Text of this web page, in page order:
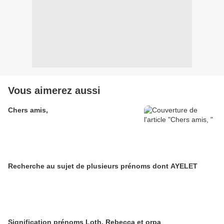
Vous aimerez aussi
Chers amis,
Recherche au sujet de plusieurs prénoms dont AYELET
Signification prénoms Loth, Rebecca et orpa